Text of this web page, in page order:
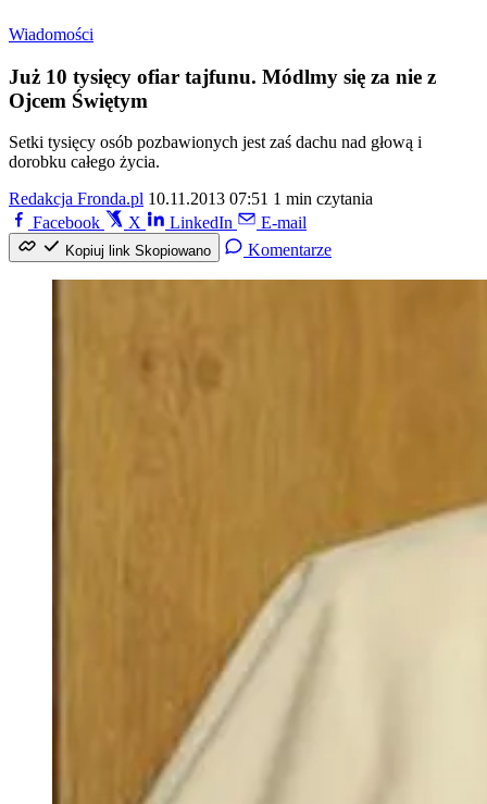
Wiadomości
Już 10 tysięcy ofiar tajfunu. Módlmy się za nie z
Ojcem Świętym
Setki tysięcy osób pozbawionych jest zaś dachu nad głową i
dorobku całego życia.
Redakcja Fronda.pl 10.11.2013 07:51 1 min czytania
Facebook
X LinkedIn E-mail
Kopiuj link Skopiowano Komentarze